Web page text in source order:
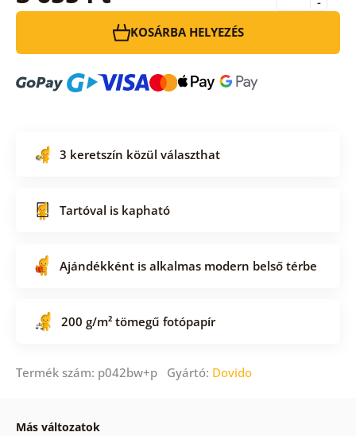
KOSÁRBA HELYEZÉS
3 keretszín közül választhat
Tartóval is kapható
Ajándékként is alkalmas modern belső térbe
200 g/m² tömegű fotópapír
Termék szám: p042bw+p Gyártó: Dovido
Más változatok